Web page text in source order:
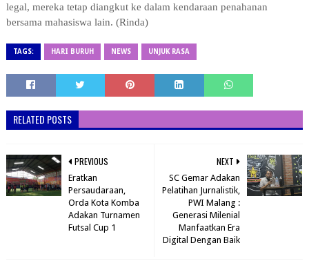
legal, mereka tetap diangkut ke dalam kendaraan penahanan
bersama mahasiswa lain. (Rinda)
TAGS: HARI BURUH NEWS UNJUK RASA
RELATED POSTS
NEXT
SC Gemar Adakan
Pelatihan Jurnalistik,
PWI Malang :
Generasi Milenial
Manfaatkan Era
Digital Dengan Baik
PREVIOUS
Eratkan
Persaudaraan,
Orda Kota Komba
Adakan Turnamen
Futsal Cup 1